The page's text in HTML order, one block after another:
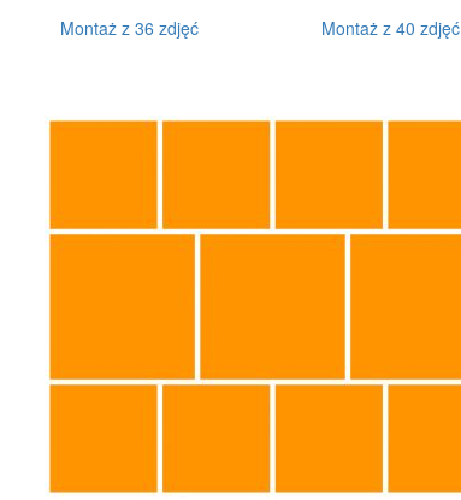
Montaż z 36 zdjęć
Montaż z 40 zdjęć